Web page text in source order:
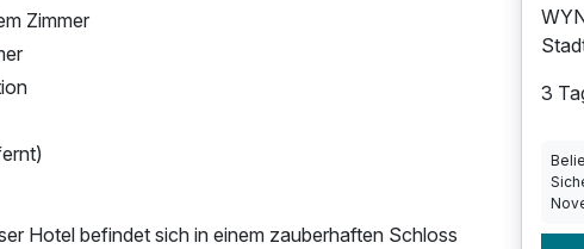
Zimmer
Hotel befindet sich in einem zauberhaften Schloss
3